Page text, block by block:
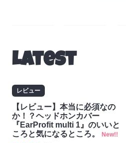
ビュ
ー
Latest
レビュー
【レビュー】本当に必須なの
か！？ヘッドホンカバー
『EarProfit multi 1』のいいと
ころと気になるところ。
New!!